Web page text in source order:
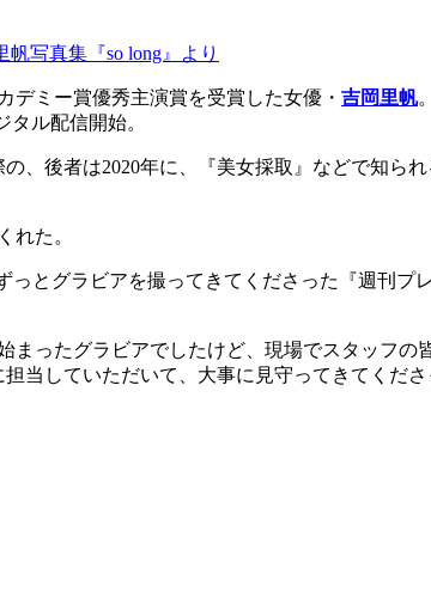
帆写真集『so long』より
デミー賞優秀主演賞を受賞した女優・ 吉岡里帆
タル配信開始。
、後者は2020年に、『美女採取』などで知ら
れた。
っとグラビアを撮ってきてくださった『週刊
ったグラビアでしたけど、現場でスタッフ
当していただいて、大事に見守ってきてくだ